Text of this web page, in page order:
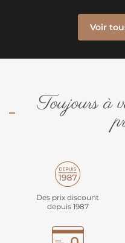
Voir
Toujours à
Des prix discount
depuis 1987